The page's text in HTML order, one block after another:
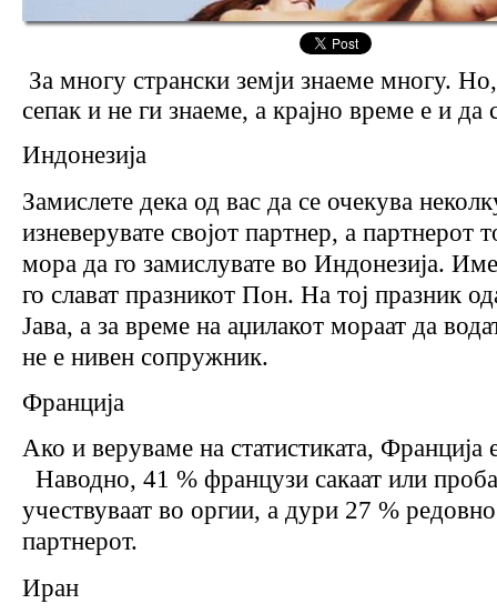
За многу странски земји знаеме многу.
сепак и не ги знаеме, а крајно време е и да
Индонезија
Замислете дека од вас да се очекува
изневерувате својот партнер, а партнерот
мора да го замислувате во Индонезија.
го слават празникот Пон. На тој празник
Јава, а за време на аџилакот мораат да
не е нивен сопружник.
Франција
Ако и веруваме на статистиката, Франција
Наводно, 41 % французи сакаат или
учествуваат во оргии, а дури 27 %
партнерот.
Иран